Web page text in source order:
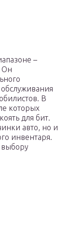
–
Он
В
которых
для бит.
авто, но и
инвентаря.